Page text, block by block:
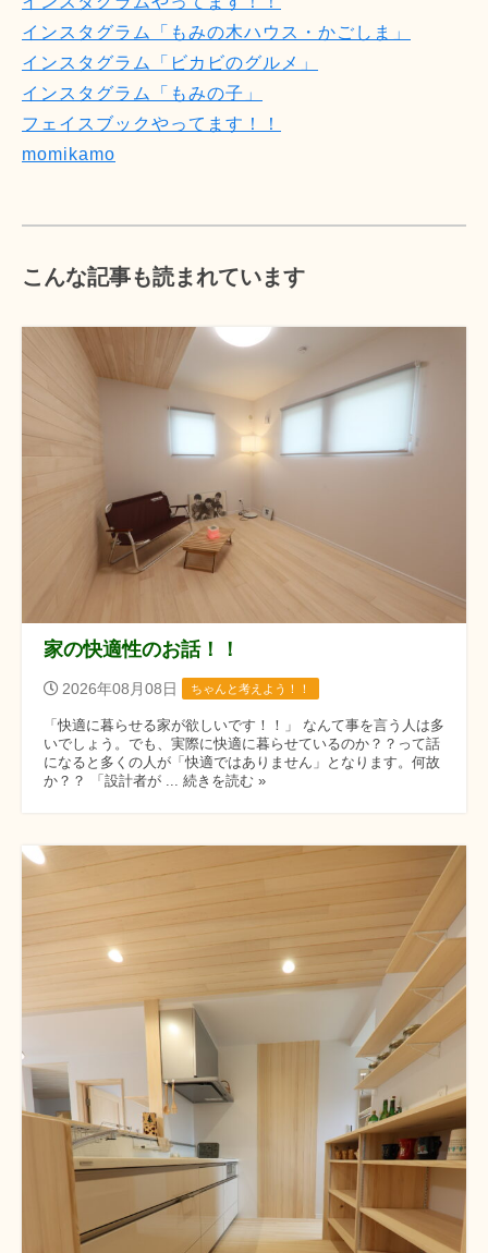
インスタグラム「もみの木ハウス・かごしま」
インスタグラム「ビカビのグルメ」
インスタグラム「もみの子」
フェイスブックやってます！！
momikamo
こんな記事も読まれています
家の快適性のお話！！
2026年08月08日 ちゃんと考えよう！！
「快適に暮らせる家が欲しいです！！」 なんて事を言う人は多
いでしょう。でも、実際に快適に暮らせているのか？？って話
になると多くの人が「快適ではありません」となります。何故
か？？ 「設計者が ... 続きを読む »